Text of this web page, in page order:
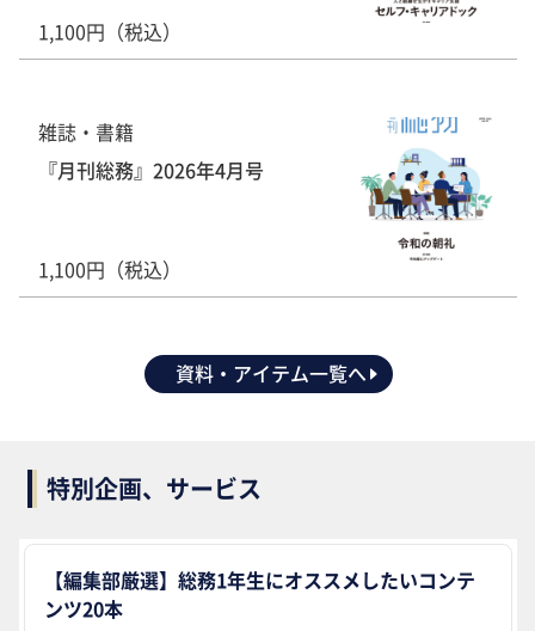
1,100円（税込）
雑誌・書籍
『月刊総務』2026年4月号
1,100円（税込）
資料・アイテム一覧へ
特別企画、サービス
【編集部厳選】総務1年生にオススメしたいコンテ
ンツ20本